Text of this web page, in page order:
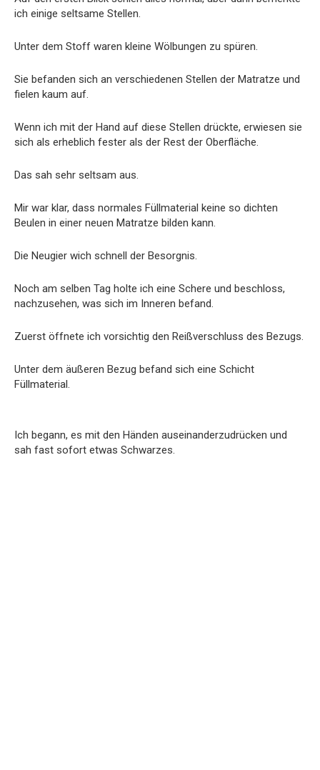
ich einige seltsame Stellen.
Unter dem Stoff waren kleine Wölbungen zu spüren.
Sie befanden sich an verschiedenen Stellen der Matratze und
fielen kaum auf.
Wenn ich mit der Hand auf diese Stellen drückte, erwiesen sie
sich als erheblich fester als der Rest der Oberfläche.
Das sah sehr seltsam aus.
Mir war klar, dass normales Füllmaterial keine so dichten
Beulen in einer neuen Matratze bilden kann.
Die Neugier wich schnell der Besorgnis.
Noch am selben Tag holte ich eine Schere und beschloss,
nachzusehen, was sich im Inneren befand.
Zuerst öffnete ich vorsichtig den Reißverschluss des Bezugs.
Unter dem äußeren Bezug befand sich eine Schicht
Füllmaterial.
Ich begann, es mit den Händen auseinanderzudrücken und
sah fast sofort etwas Schwarzes.